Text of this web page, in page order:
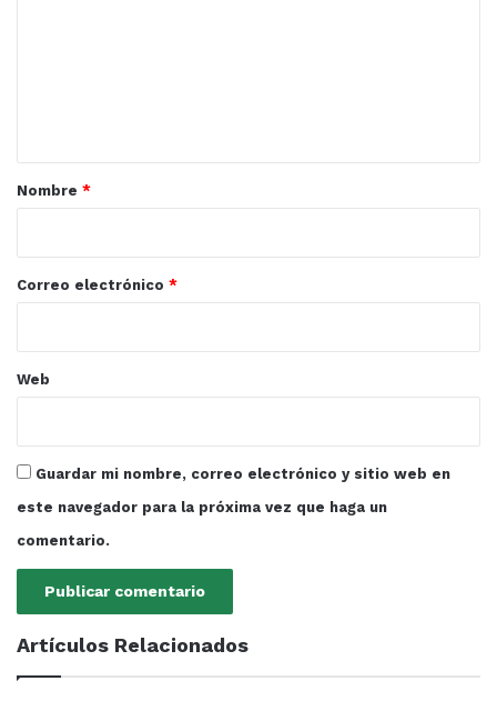
r
*
Nombre *
Correo electrónico *
Web
Guardar mi nombre, correo electrónico y sitio web en
este navegador para la próxima vez que haga un
comentario.
Artículos Relacionados